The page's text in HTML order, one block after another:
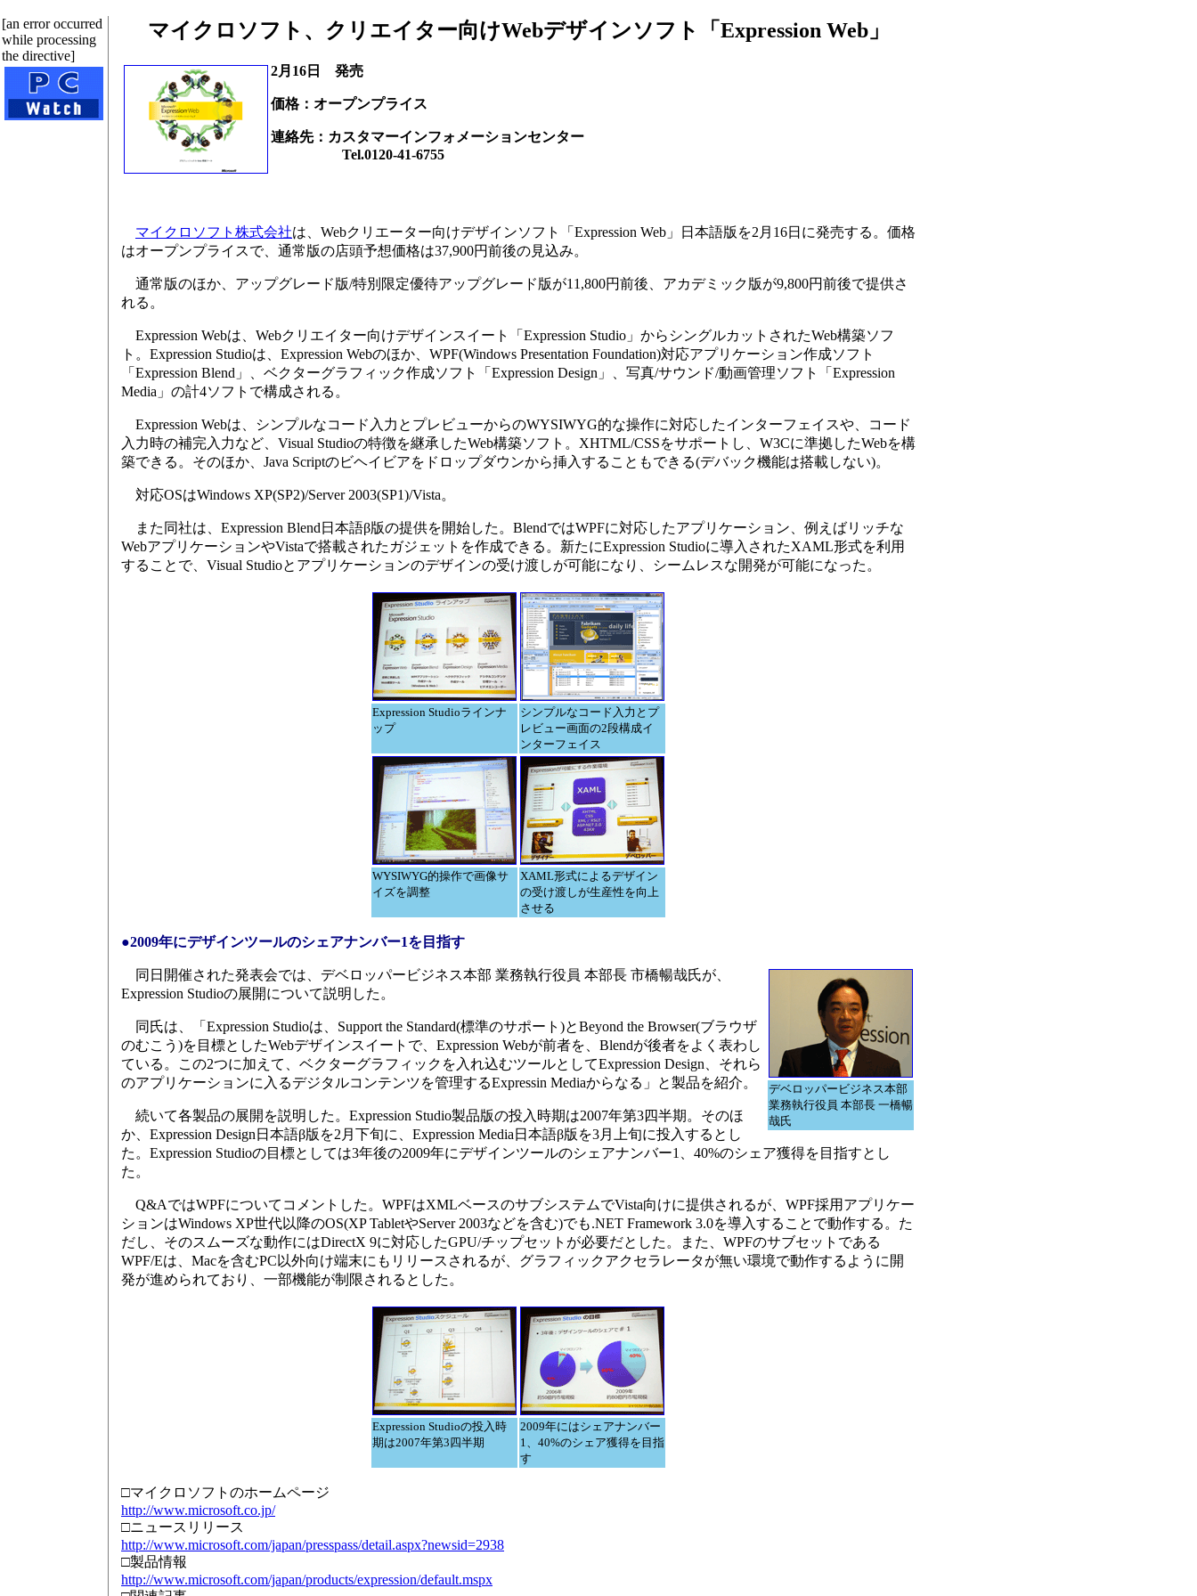
[an error occurred
while processing
the directive]
マイクロソフト、クリエイター向けWebデザインソフト「Expression Web」
2月16日 発売
価格：オープンプライス
連絡先：カスタマーインフォメーションセンター
Tel.0120-41-6755
マイクロソフト株式会社は、Webクリエーター向けデザインソフト「Expression Web」日本語版を2月16日に発売する。価格
はオープンプライスで、通常版の店頭予想価格は37,900円前後の見込み。
通常版のほか、アップグレード版/特別限定優待アップグレード版が11,800円前後、アカデミック版が9,800円前後で提供さ
れる。
Expression Webは、Webクリエイター向けデザインスイート「Expression Studio」からシングルカットされたWeb構築ソフ
ト。Expression Studioは、Expression Webのほか、WPF(Windows Presentation Foundation)対応アプリケーション作成ソフト
「Expression Blend」、ベクターグラフィック作成ソフト「Expression Design」、写真/サウンド/動画管理ソフト「Expression
Media」の計4ソフトで構成される。
Expression Webは、シンプルなコード入力とプレビューからのWYSIWYG的な操作に対応したインターフェイスや、コード
入力時の補完入力など、Visual Studioの特徴を継承したWeb構築ソフト。XHTML/CSSをサポートし、W3Cに準拠したWebを構
築できる。そのほか、Java Scriptのビヘイビアをドロップダウンから挿入することもできる(デバック機能は搭載しない)。
対応OSはWindows XP(SP2)/Server 2003(SP1)/Vista。
また同社は、Expression Blend日本語β版の提供を開始した。BlendではWPFに対応したアプリケーション、例えばリッチな
WebアプリケーションやVistaで搭載されたガジェットを作成できる。新たにExpression Studioに導入されたXAML形式を利用
することで、Visual Studioとアプリケーションのデザインの受け渡しが可能になり、シームレスな開発が可能になった。
Expression Studioラインナ
ップ
シンプルなコード入力とプ
レビュー画面の2段構成イ
ンターフェイス
WYSIWYG的操作で画像サ
イズを調整
XAML形式によるデザイン
の受け渡しが生産性を向上
させる
●2009年にデザインツールのシェアナンバー1を目指す
デベロッパービジネス本部
業務執行役員 本部長 一橋暢
哉氏
同日開催された発表会では、デベロッパービジネス本部 業務執行役員 本部長 市橋暢哉氏が、
Expression Studioの展開について説明した。
同氏は、「Expression Studioは、Support the Standard(標準のサポート)とBeyond the Browser(ブラウザ
のむこう)を目標としたWebデザインスイートで、Expression Webが前者を、Blendが後者をよく表わし
ている。この2つに加えて、ベクターグラフィックを入れ込むツールとしてExpression Design、それら
のアプリケーションに入るデジタルコンテンツを管理するExpressin Mediaからなる」と製品を紹介。
続いて各製品の展開を説明した。Expression Studio製品版の投入時期は2007年第3四半期。そのほ
か、Expression Design日本語β版を2月下旬に、Expression Media日本語β版を3月上旬に投入するとし
た。Expression Studioの目標としては3年後の2009年にデザインツールのシェアナンバー1、40%のシェア獲得を目指すとし
た。
Q&AではWPFについてコメントした。WPFはXMLベースのサブシステムでVista向けに提供されるが、WPF採用アプリケー
ションはWindows XP世代以降のOS(XP TabletやServer 2003などを含む)でも.NET Framework 3.0を導入することで動作する。た
だし、そのスムーズな動作にはDirectX 9に対応したGPU/チップセットが必要だとした。また、WPFのサブセットである
WPF/Eは、Macを含むPC以外向け端末にもリリースされるが、グラフィックアクセラレータが無い環境で動作するように開
発が進められており、一部機能が制限されるとした。
Expression Studioの投入時
期は2007年第3四半期
2009年にはシェアナンバー
1、40%のシェア獲得を目指
す
□マイクロソフトのホームページ
http://www.microsoft.co.jp/
□ニュースリリース
http://www.microsoft.com/japan/presspass/detail.aspx?newsid=2938
□製品情報
http://www.microsoft.com/japan/products/expression/default.mspx